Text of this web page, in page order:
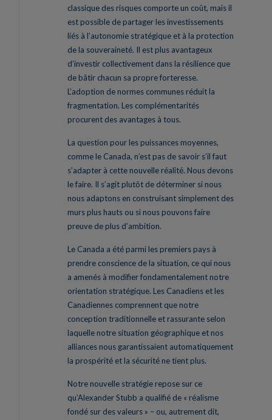
classique des risques comporte un coût, mais il
est possible de partager les investissements
liés à l’autonomie stratégique et à la protection
de la souveraineté. Il est plus avantageux
d’investir collectivement dans la résilience que
de bâtir chacun sa propre forteresse.
L’adoption de normes communes réduit la
fragmentation. Les complémentarités
procurent des avantages à tous.
La question pour les puissances moyennes,
comme le Canada, n’est pas de savoir s’il faut
s’adapter à cette nouvelle réalité. Nous devons
le faire. Il s’agit plutôt de déterminer si nous
nous adaptons en construisant simplement des
murs plus hauts ou si nous pouvons faire
preuve de plus d’ambition.
Le Canada a été parmi les premiers pays à
prendre conscience de la situation, ce qui nous
a amenés à modifier fondamentalement notre
orientation stratégique. Les Canadiens et les
Canadiennes comprennent que notre
conception traditionnelle et rassurante selon
laquelle notre situation géographique et nos
alliances nous garantissaient automatiquement
la prospérité et la sécurité ne tient plus.
Notre nouvelle stratégie repose sur ce
qu’Alexander Stubb a qualifié de « réalisme
fondé sur des valeurs » – ou, autrement dit,